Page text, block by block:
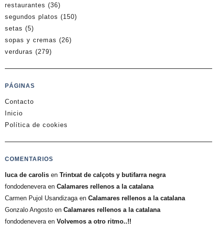
restaurantes (36)
segundos platos (150)
setas (5)
sopas y cremas (26)
verduras (279)
PÁGINAS
Contacto
Inicio
Política de cookies
COMENTARIOS
luca de carolis en Trintxat de calçots y butifarra negra
fondodeneveraen Calamares rellenos a la catalana
Carmen Pujol Usandizagaen Calamares rellenos a la catalana
Gonzalo Angosto en Calamares rellenos a la catalana
fondodeneveraen Volvemos a otro ritmo..!!